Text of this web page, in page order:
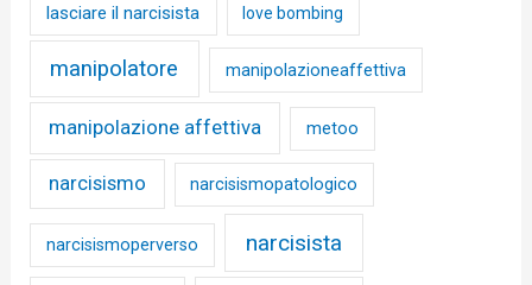
lasciare il narcisista love bombing
manipolatore manipolazioneaffettiva
manipolazione affettiva metoo
narcisismo narcisismopatologico
narcisismoperverso narcisista